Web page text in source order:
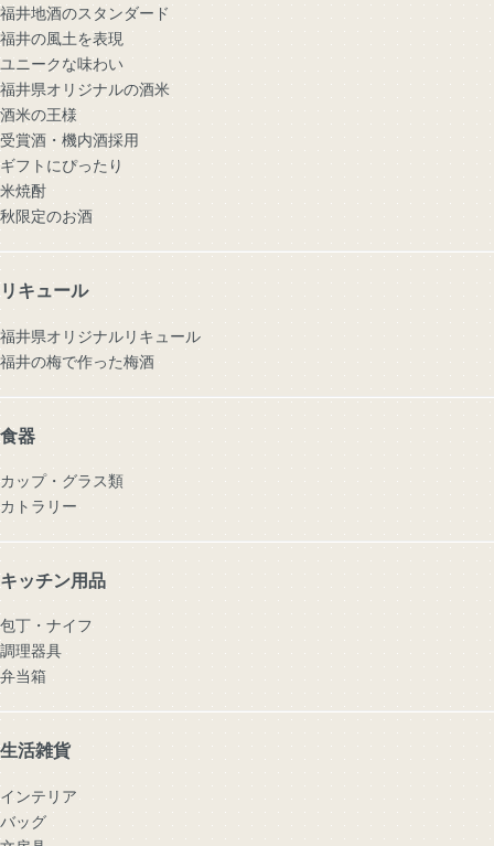
福井地酒のスタンダード
福井の風土を表現
ユニークな味わい
福井県オリジナルの酒米
酒米の王様
受賞酒・機内酒採用
ギフトにぴったり
米焼酎
秋限定のお酒
リキュール
福井県オリジナルリキュール
福井の梅で作った梅酒
食器
カップ・グラス類
カトラリー
キッチン用品
包丁・ナイフ
調理器具
弁当箱
生活雑貨
インテリア
バッグ